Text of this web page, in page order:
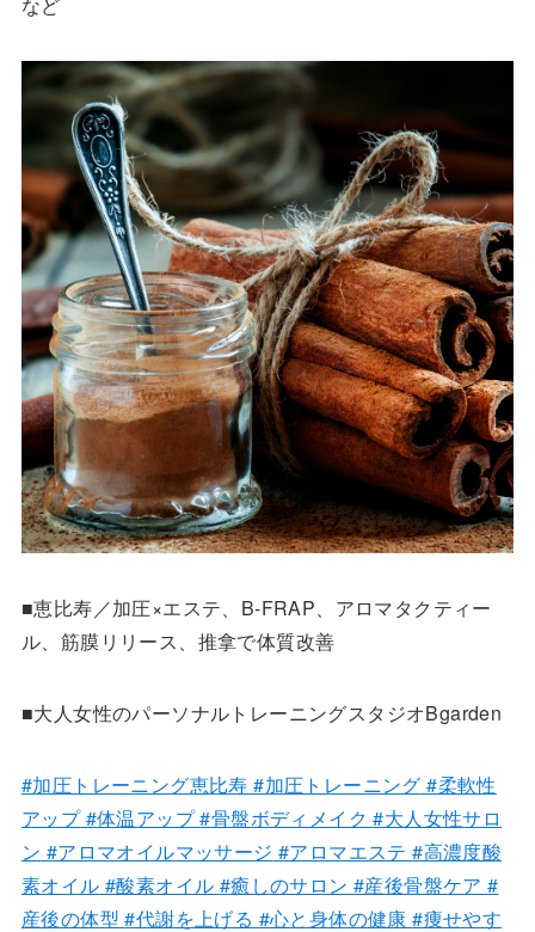
など
■恵比寿／加圧×エステ、B-FRAP、アロマタクティー
ル、筋膜リリース、推拿で体質改善
■大人女性のパーソナルトレーニングスタジオBgarden
#加圧トレーニング恵比寿 #加圧トレーニング #柔軟性
アップ#体温アップ#骨盤ボディメイク#大人女性サロ
ン #アロマオイルマッサージ #アロマエステ#高濃度酸
素オイル #酸素オイル #癒しのサロン #産後骨盤ケア#
産後の体型#代謝を上げる #心と身体の健康#痩せやす